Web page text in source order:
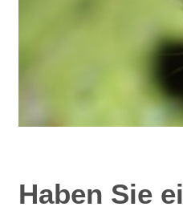
Haben Sie